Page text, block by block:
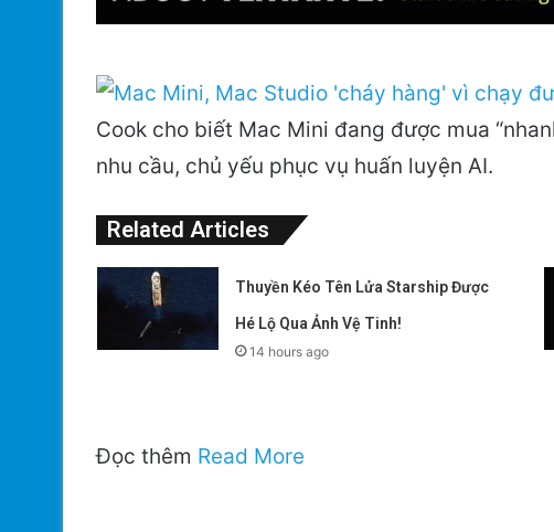
Cook cho biết Mac Mini đang được mua
nhu cầu, chủ yếu phục vụ huấn luyện AI.
Related Articles
Thuyền Kéo Tên Lửa Starship Được
Hé Lộ Qua Ảnh Vệ Tinh!
14 hours ago
Đọc thêm Read More